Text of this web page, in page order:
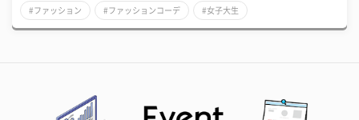
#ファッション #ファッションコーデ #女子大生